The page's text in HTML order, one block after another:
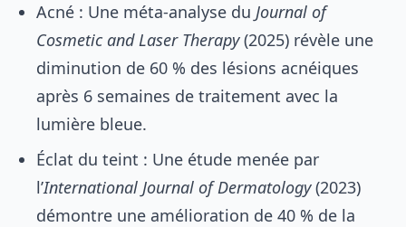
Acné : Une méta-analyse du Journal of
Cosmetic and Laser Therapy(2025) révèle une
diminution de 60 % des lésions acnéiques
après 6 semaines de traitement avec la
lumière bleue.
Éclat du teint : Une étude menée par
l’International Journal of Dermatology(2023)
démontre une amélioration de 40 % de la